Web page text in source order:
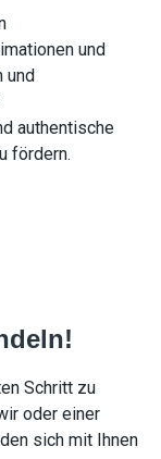
und
und
authentische
fördern.
Schritt zu
oder einer
sich mit Ihnen